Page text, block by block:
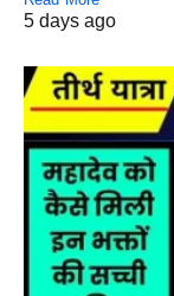
5 days ago